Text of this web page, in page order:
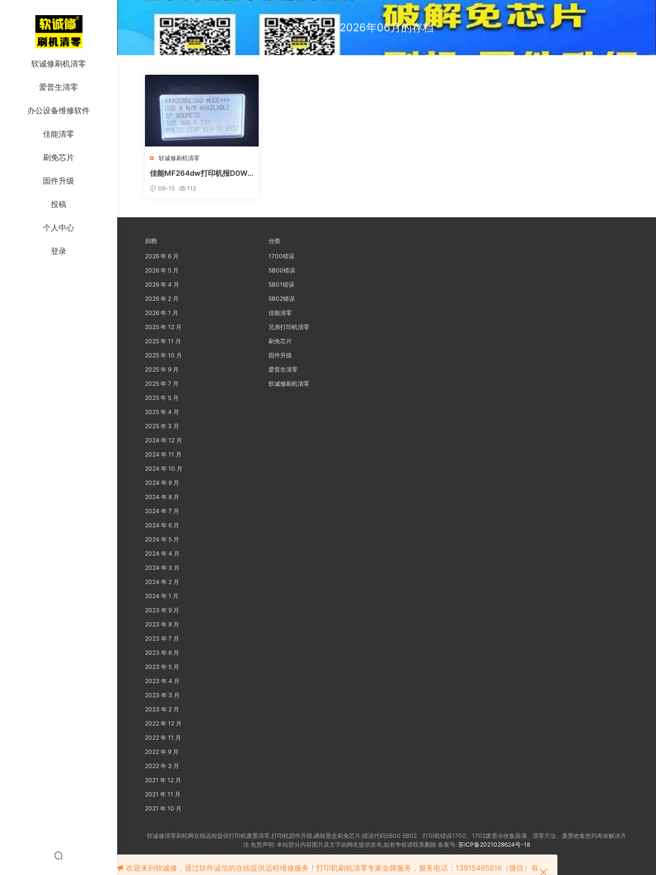
软诚修刷机清零
爱普生清零
办公设备维修软件
佳能清零
刷免芯片
固件升级
投稿
个人中心
登录
2026年06月的存档
软诚修刷机清零
佳能MF264dw打印机报D0WN
06-15 112
归档
2026 年 6 月
2026 年 5 月
2026 年 4 月
2026 年 2 月
2026 年 1 月
2025 年 12 月
2025 年 11 月
2025 年 10 月
2025 年 9 月
2025 年 7 月
2025 年 5 月
2025 年 4 月
2025 年 3 月
2024 年 12 月
2024 年 11 月
2024 年 10 月
2024 年 9 月
2024 年 8 月
2024 年 7 月
2024 年 6 月
2024 年 5 月
2024 年 4 月
2024 年 3 月
2024 年 2 月
2024 年 1 月
2023 年 9 月
2023 年 8 月
2023 年 7 月
2023 年 6 月
2023 年 5 月
2023 年 4 月
2023 年 3 月
2023 年 2 月
2022 年 12 月
2022 年 11 月
2022 年 9 月
2022 年 3 月
2021 年 12 月
2021 年 11 月
2021 年 10 月
分类
1700错误
5B00错误
5B01错误
5B02错误
佳能清零
兄弟打印机清零
刷免芯片
固件升级
爱普生清零
软诚修刷机清零
软诚修清零刷机网在线远程提供打印机废墨清零,打印机固件升级,硒鼓墨盒刷免芯片,错误代码5B00 5B02、打印机错误1700、1702废墨水收集器满、清零方法、废墨收集垫到寿命解决方
法 免责声明: 本站部分内容图片及文字由网友提供发布,如有争权请联系删除 备案号: 苏ICP备2021028624号-18
苏公网安备32058302006114号
欢迎来到软诚修，通过软件诚信的在线提供远程维修服务！打印机刷机清零专家金牌服务，服务电话：13915465816（微信）有